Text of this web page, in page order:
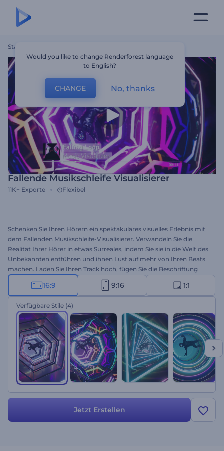
Startseite
Fallende Musikschleife Visualisierer
11K+ Exporte Flexibel
Schenken Sie Ihren Hörern ein spektakuläres visuelles Erlebnis mit
dem Fallenden Musikschleife-Visualisierer. Verwandeln Sie die
Realität Ihrer Hörer in etwas Surreales, indem Sie sie in die Welt des
Unbekannten entführen und ihnen Lust auf mehr von Ihren Beats
machen. Laden Sie Ihren Track hoch, fügen Sie die Beschriftung
hinzu und erstellen Sie innerhalb weniger Minuten Ihre
außergewöhnliche Visualisierung. Perfekt für YouTube-Kanäle,
Single-Promos, die Veröffentlichung neuer Tracks und vieles mehr.
Probieren Sie es jetzt aus!
16:9 9:16 1:1
Verfügbare Stile (4)
Jetzt Erstellen
Would you like to change Renderforest language
to English?
CHANGE No, thanks